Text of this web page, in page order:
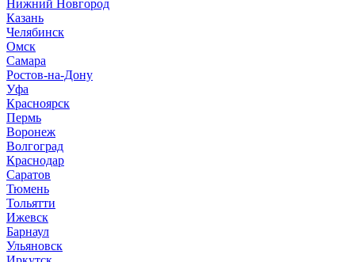
Нижний Новгород
Казань
Челябинск
Омск
Самара
Ростов-на-Дону
Уфа
Красноярск
Пермь
Воронеж
Волгоград
Краснодар
Саратов
Тюмень
Тольятти
Ижевск
Барнаул
Ульяновск